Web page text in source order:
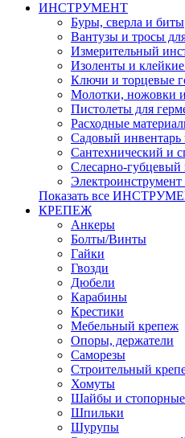
ИНСТРУМЕНТ
Буры, сверла и биты
Вантузы и тросы
Измерительный
Изоленты и
Ключи и торцевые
Молотки, ножовки
Пистолеты для
Расходные
Садовый инвентарь
Сантехнический и
Слесарно-губцевый
Электроинструмент
Показать все
КРЕПЕЖ
Анкеры
Болты/Винты
Гайки
Гвозди
Дюбели
Карабины
Крестики
Мебельный крепеж
Опоры, держатели
Саморезы
Строительный
Хомуты
Шайбы и стопорные
Шпильки
Шурупы